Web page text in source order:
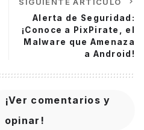
SIGUIENTE ARTÍCULO
Alerta de Seguridad:
¡Conoce a PixPirate, el
Malware que Amenaza
a Android!
¡Ver comentarios y
opinar!